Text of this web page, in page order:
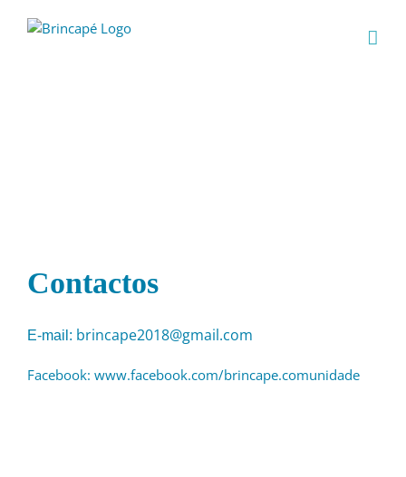
Contactos
E-mail: brincape2018@gmail.com
Facebook: www.facebook.com/brincape.comunidade